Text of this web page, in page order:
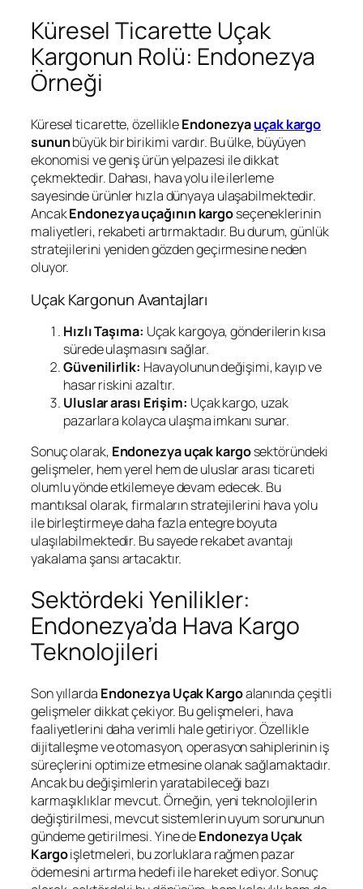
Küresel Ticarette Uçak
Kargonun Rolü: Endonezya
Örneği
Küresel ticarette, özellikleEndonezyauçak kargo
sununbüyük bir birikimi vardır. Bu ülke, büyüyen
ekonomisi ve geniş ürün yelpazesi ile dikkat
çekmektedir. Dahası, hava yolu ile ilerleme
sayesinde ürünler hızla dünyaya ulaşabilmektedir.
AncakEndonezya uçağının kargoseçeneklerinin
maliyetleri, rekabeti artırmaktadır. Bu durum, günlük
stratejilerini yeniden gözden geçirmesine neden
oluyor.
Uçak Kargonun Avantajları
Hızlı Taşıma: Uçak kargoya, gönderilerin kısa
sürede ulaşmasını sağlar.
Güvenilirlik: Havayolunun değişimi, kayıp ve
hasar riskini azaltır.
Uluslar arası Erişim: Uçak kargo, uzak
pazarlara kolayca ulaşma imkanı sunar.
Sonuç olarak, Endonezya uçak kargosektöründeki
gelişmeler, hem yerel hem de uluslar arası ticareti
olumlu yönde etkilemeye devam edecek. Bu
mantıksal olarak, firmaların stratejilerini hava yolu
ile birleştirmeye daha fazla entegre boyuta
ulaşılabilmektedir. Bu sayede rekabet avantajı
yakalama şansı artacaktır.
Sektördeki Yenilikler:
Endonezya’da Hava Kargo
Teknolojileri
Son yıllarda Endonezya Uçak Kargoalanında çeşitli
gelişmeler dikkat çekiyor. Bu gelişmeleri, hava
faaliyetlerini daha verimli hale getiriyor. Özellikle
dijitalleşme ve otomasyon, operasyon sahiplerinin iş
süreçlerini optimize etmesine olanak sağlamaktadır.
Ancak bu değişimlerin yaratabileceği bazı
karmaşıklıklar mevcut. Örneğin, yeni teknolojilerin
değiştirilmesi, mevcut sistemlerin uyum sorununun
gündeme getirilmesi. Yine deEndonezya Uçak
Kargoişletmeleri, bu zorluklara rağmen pazar
ödemesini artırma hedefi ile hareket ediyor. Sonuç